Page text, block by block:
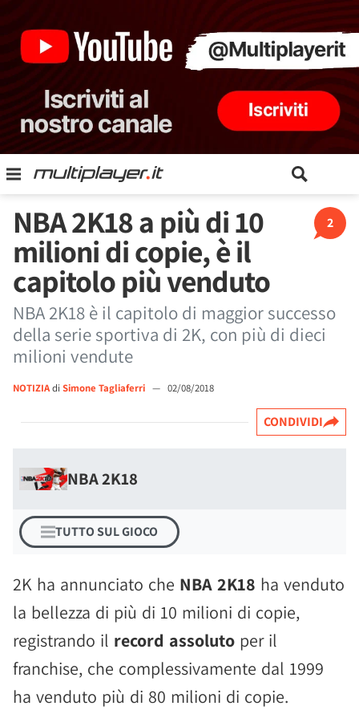
2
NBA 2K18 a più di 10
milioni di copie, è il
capitolo più venduto
NBA 2K18 è il capitolo di maggior successo
della serie sportiva di 2K, con più di dieci
milioni vendute
NOTIZIAdi Simone Tagliaferri — 02/08/2018
CONDIVIDI
NBA 2K18
TUTTO SUL GIOCO
2K ha annunciato che NBA 2K18 ha venduto
la bellezza di più di 10 milioni di copie,
registrando il record assoluto per il
franchise, che complessivamente dal 1999
ha venduto più di 80 milioni di copie.